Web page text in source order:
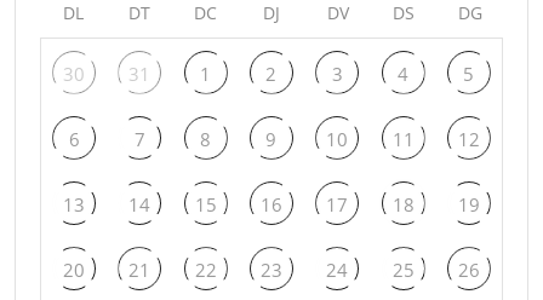
DL DT DC DJ DV DS DG
30 31 1 2 3 4 5
6 7 8 9 10 11 12
13 14 15 16 17 18 19
20 21 22 23 24 25 26